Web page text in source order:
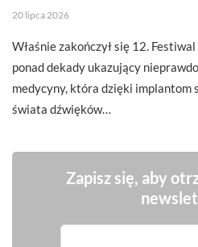
20 lipca 2026
Właśnie zakończył się 12.
ponad dekady ukazujący
medycyny, która dzięki implantom
świata dźwięków…
Zapisz się, aby